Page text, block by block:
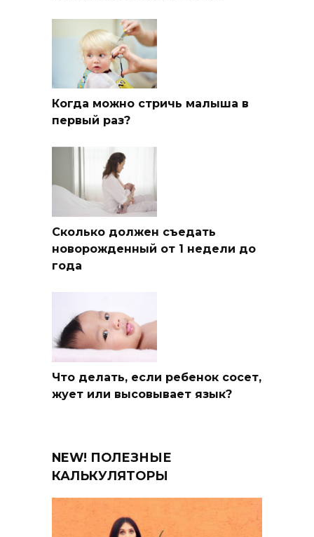
Когда можно стричь малыша в
первый раз?
Сколько должен съедать
новорожденный от 1 недели до
года
Что делать, если ребенок сосет,
жует или высовывает язык?
NEW! ПОЛЕЗНЫЕ
КАЛЬКУЛЯТОРЫ